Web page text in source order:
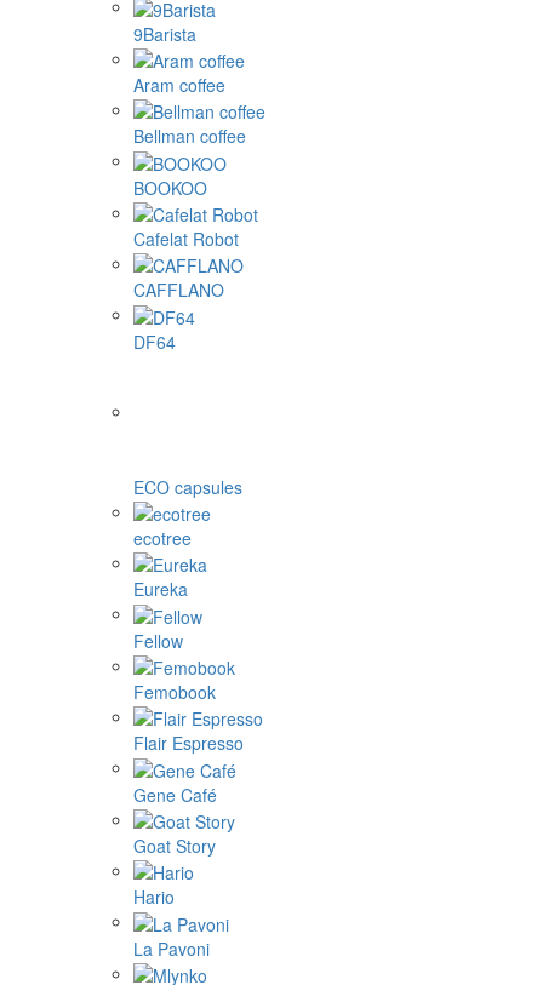
9Barista
Aram coffee
Bellman coffee
BOOKOO
Cafelat Robot
CAFFLANO
DF64
ECO capsules
ecotree
Eureka
Fellow
Femobook
Flair Espresso
Gene Café
Goat Story
Hario
La Pavoni